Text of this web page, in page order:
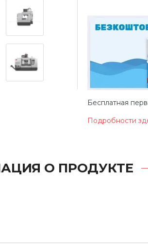
Бесплатная
Подробности
О ПРОДУКТЕ